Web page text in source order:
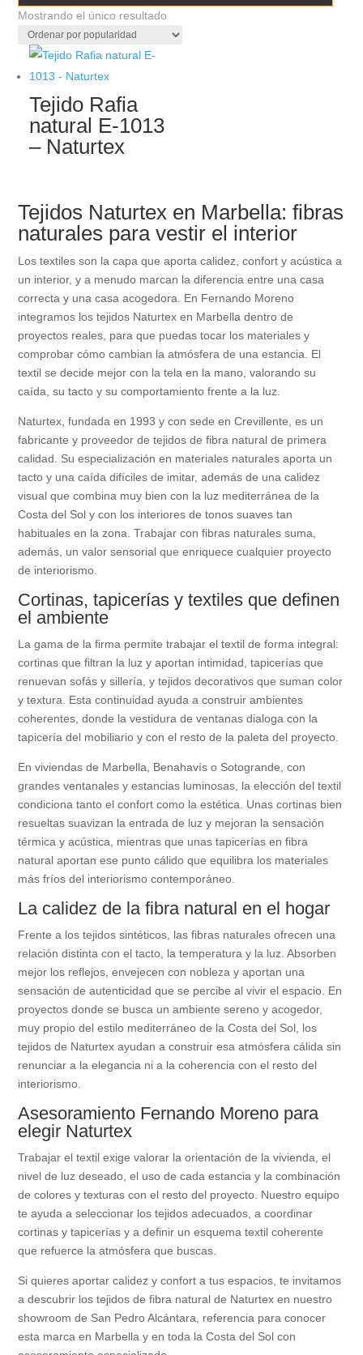
Mostrando el único resultado
Tejido Rafia
natural E-1013
– Naturtex
Tejidos Naturtex en Marbella: fibras
naturales para vestir el interior
Los textiles son la capa que aporta calidez, confort y acústica a
un interior, y a menudo marcan la diferencia entre una casa
correcta y una casa acogedora. En Fernando Moreno
integramos los tejidos Naturtex en Marbella dentro de
proyectos reales, para que puedas tocar los materiales y
comprobar cómo cambian la atmósfera de una estancia. El
textil se decide mejor con la tela en la mano, valorando su
caída, su tacto y su comportamiento frente a la luz.
Naturtex, fundada en 1993 y con sede en Crevillente, es un
fabricante y proveedor de tejidos de fibra natural de primera
calidad. Su especialización en materiales naturales aporta un
tacto y una caída difíciles de imitar, además de una calidez
visual que combina muy bien con la luz mediterránea de la
Costa del Sol y con los interiores de tonos suaves tan
habituales en la zona. Trabajar con fibras naturales suma,
además, un valor sensorial que enriquece cualquier proyecto
de interiorismo.
Cortinas, tapicerías y textiles que definen
el ambiente
La gama de la firma permite trabajar el textil de forma integral:
cortinas que filtran la luz y aportan intimidad, tapicerías que
renuevan sofás y sillería, y tejidos decorativos que suman color
y textura. Esta continuidad ayuda a construir ambientes
coherentes, donde la vestidura de ventanas dialoga con la
tapicería del mobiliario y con el resto de la paleta del proyecto.
En viviendas de Marbella, Benahavís o Sotogrande, con
grandes ventanales y estancias luminosas, la elección del textil
condiciona tanto el confort como la estética. Unas cortinas bien
resueltas suavizan la entrada de luz y mejoran la sensación
térmica y acústica, mientras que unas tapicerías en fibra
natural aportan ese punto cálido que equilibra los materiales
más fríos del interiorismo contemporáneo.
La calidez de la fibra natural en el hogar
Frente a los tejidos sintéticos, las fibras naturales ofrecen una
relación distinta con el tacto, la temperatura y la luz. Absorben
mejor los reflejos, envejecen con nobleza y aportan una
sensación de autenticidad que se percibe al vivir el espacio. En
proyectos donde se busca un ambiente sereno y acogedor,
muy propio del estilo mediterráneo de la Costa del Sol, los
tejidos de Naturtex ayudan a construir esa atmósfera cálida sin
renunciar a la elegancia ni a la coherencia con el resto del
interiorismo.
Asesoramiento Fernando Moreno para
elegir Naturtex
Trabajar el textil exige valorar la orientación de la vivienda, el
nivel de luz deseado, el uso de cada estancia y la combinación
de colores y texturas con el resto del proyecto. Nuestro equipo
te ayuda a seleccionar los tejidos adecuados, a coordinar
cortinas y tapicerías y a definir un esquema textil coherente
que refuerce la atmósfera que buscas.
Si quieres aportar calidez y confort a tus espacios, te invitamos
a descubrir los tejidos de fibra natural de Naturtex en nuestro
showroom de San Pedro Alcántara, referencia para conocer
esta marca en Marbella y en toda la Costa del Sol con